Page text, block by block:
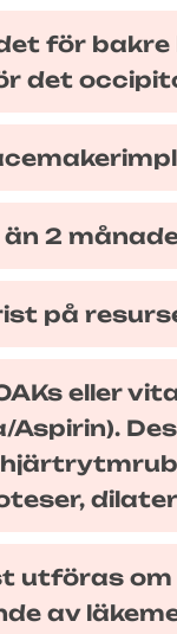
för bakre
det
2
på
eller
utföras
av